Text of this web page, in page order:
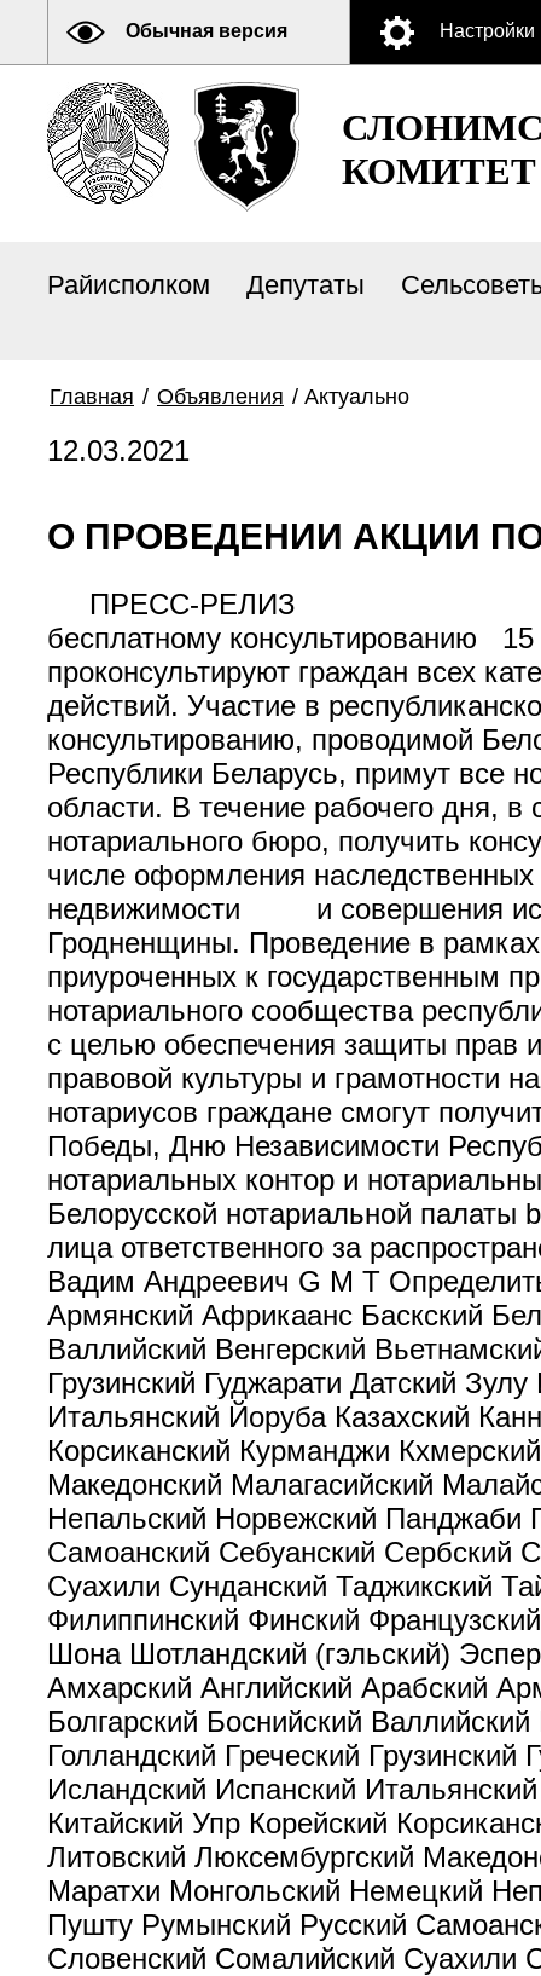
Обычная версия Настройки
КОМИТЕТ
Райисполком Депутаты
Главная / Объявления / Актуально
12.03.2021
О ПРОВЕДЕНИИ АКЦИИ
ПРЕСС-РЕЛИЗ 10
бесплатному консультированию 15
проконсультируют граждан всех
действий. Участие в
консультированию, проводимой
Республики Беларусь, примут все
области. В течение рабочего дня,
нотариального бюро, получить
числе оформления
недвижимости и совершения
Гродненщины. Проведение в
приуроченных к
нотариального сообщества
с целью обеспечения защиты прав
правовой культуры и грамотности
нотариусов граждане смогут
Победы, Дню Независимости
нотариальных контор и
Белорусской нотариальной
лица ответственного за
Вадим Андреевич G M T
Армянский Африкаанс Баскский
Валлийский Венгерский
Грузинский Гуджарати Датский
Итальянский Йоруба Казахский
Корсиканский Курманджи
Македонский Малагасийский
Непальский Норвежский Панджаби
Самоанский Себуанский Сербский
Суахили Сунданский Таджикский
Филиппинский Финский
Шона Шотландский (гэльский)
Амхарский Английский Арабский
Болгарский Боснийский
Голландский Греческий
Исландский Испанский
Китайский Упр Корейский
Литовский Люксембургский
Маратхи Монгольский Немецкий
Пушту Румынский Русский
Словенский Сомалийский Суахили